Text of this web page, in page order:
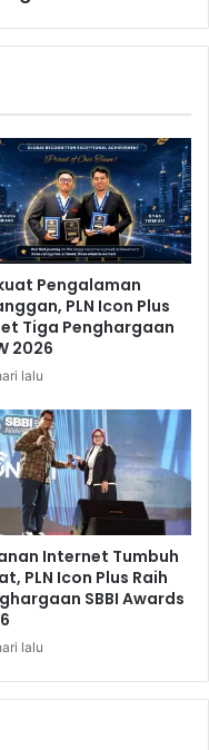
Pengalaman
PLN Icon Plus
Tiga Penghargaan
2026
lalu
Internet Tumbuh
PLN Icon Plus Raih
SBBI Awards
lalu